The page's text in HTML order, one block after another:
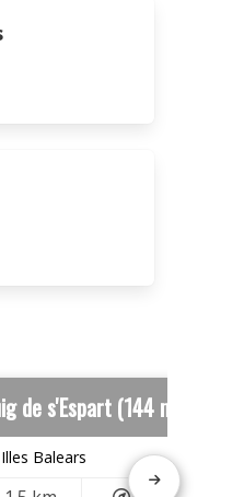
de s'Espart (144 m)
Balears